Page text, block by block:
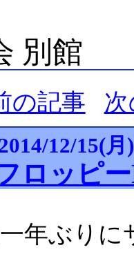
別館
の記事
12/15(月)
ロッピ
年ぶりに